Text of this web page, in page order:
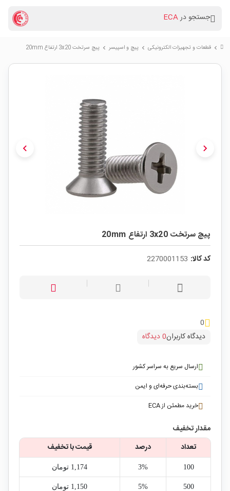
جستجو درECA
chevron_right قطعات و تجهیزات الکترونیکی chevron_right پیچ و اسپیسر chevron_right پیچ سرتخت 3x20 ارتفاع 20mm
chevron_left chevron_right
پیچ سرتخت 3x20 ارتفاع 20mm
کد کالا: 2270001153
0
دیدگاه کاربران0 دیدگاه
ارسال سریع به سراسر کشور
بسته‌بندی حرفه‌ای و ایمن
خرید مطمئن از ECA
مقدار تخفیف
تعداد
درصد قیمت با تخفیف
100
3% 1,174‎ تومان
500
5% 1,150‎ تومان